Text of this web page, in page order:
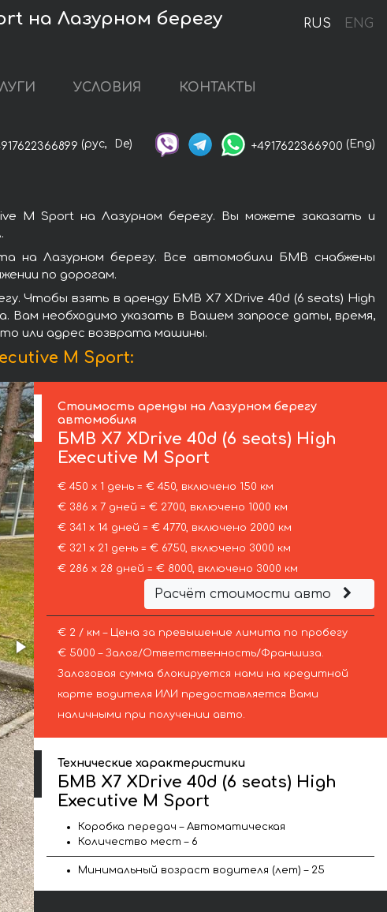
RUS ENG
на Лазурном берегу
УСЛОВИЯ КОНТАКТЫ
(рус, De) +4917622366900 (Eng)
M Sport на Лазурном берегу. Вы можете заказать и
на Лазурном берегу. Все автомобили БМВ снабжены
по дорогам.
Чтобы взять в аренду БМВ X7 XDrive 40d (6 seats) High
Вам необходимо указать в Вашем запросе даты, время,
или адрес возврата машины.
M Sport:
Стоимость аренды на Лазурном берегу
автомобиля
БМВ X7 XDrive 40d (6 seats) High
Executive M Sport
€ 450 х 1 день = € 450, включено 150 км
€ 386 х 7 дней = € 2700, включено 1000 км
€ 341 х 14 дней = € 4770, включено 2000 км
€ 321 х 21 день = € 6750, включено 3000 км
€ 286 х 28 дней = € 8000, включено 3000 км
Расчёт стоимости авто
€ 2 / км – Цена за превышение лимита по пробегу
€ 5000 – Залог/Ответственность/Франшиза.
Залоговая сумма блокируется нами на кредитной
карте водителя ИЛИ предоставляется Вами
наличными при получении авто.
Технические характеристики
БМВ X7 XDrive 40d (6 seats) High
Executive M Sport
Коробка передач – Автоматическая
Количество мест – 6
Минимальный возраст водителя (лет) – 25